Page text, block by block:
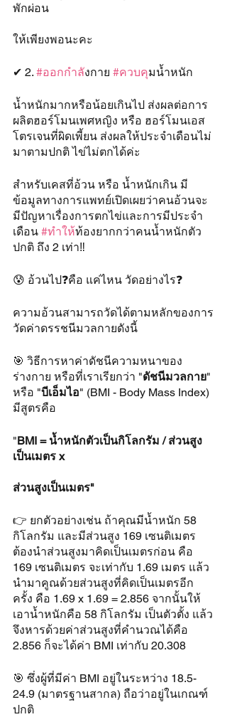
พักผ่อน
ให้เพียงพอนะคะ
✔ 2. #ออกกำลังกาย #ควบคุมน้ำหนัก
น้ำหนักมากหรือน้อยเกินไป ส่งผลต่อการ
ผลิตฮอร์โมนเพศหญิง หรือ ฮอร์โมนเอส
โตรเจนที่ผิดเพี้ยน ส่งผลให้ประจำเดือนไม่
มาตามปกติ ไข่ไม่ตกได้ค่ะ
สำหรับเคสที่อ้วน หรือ น้ำหนักเกิน มี
ข้อมูลทางการแพทย์เปิดเผยว่าคนอ้วนจะ
มีปัญหาเรื่องการตกไข่และการมีประจำ
เดือน #ทำให้ท้องยากกว่าคนน้ำหนักตัว
ปกติ ถึง 2 เท่า‼
😰 อ้วนไป❓คือ แค่ไหน วัดอย่างไร❓
ความอ้วนสามารถวัดได้ตามหลักของการ
วัดค่าดรรชนีมวลกายดังนี้
🎯 วิธีการหาค่าดัชนีความหนาของ
ร่างกาย หรือที่เราเรียกว่า "ดัชนีมวลกาย"
หรือ "บีเอ็มไอ" (BMI - Body Mass Index)
มีสูตรคือ
"BMI = น้ำหนักตัวเป็นกิโลกรัม / ส่วนสูง
เป็นเมตร x
ส่วนสูงเป็นเมตร"
👉 ยกตัวอย่างเช่น ถ้าคุณมีน้ำหนัก 58
กิโลกรัม และมีส่วนสูง 169 เซนติเมตร
ต้องนำส่วนสูงมาคิดเป็นเมตรก่อน คือ
169 เซนติเมตร จะเท่ากับ 1.69 เมตร แล้ว
นำมาคูณด้วยส่วนสูงที่คิดเป็นเมตรอีก
ครั้ง คือ 1.69 x 1.69 = 2.856 จากนั้นให้
เอาน้ำหนักคือ 58 กิโลกรัม เป็นตัวตั้ง แล้ว
จึงหารด้วยค่าส่วนสูงที่คำนวณได้คือ
2.856 ก็จะได้ค่า BMI เท่ากับ 20.308
🎯 ซึ่งผู้ที่มีค่า BMI อยู่ในระหว่าง 18.5-
24.9 (มาตรฐานสากล) ถือว่าอยู่ในเกณฑ์
ปกติ